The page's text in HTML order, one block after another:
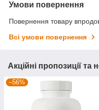
Умови повернення
Повернення товару
Всі умови повернення
Акційні пропозиції та
–56%